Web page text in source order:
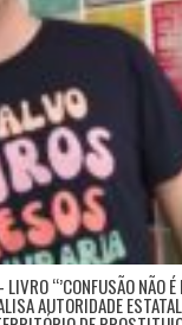
“’CONFUSÃO NÃO É
AUTORIDADE